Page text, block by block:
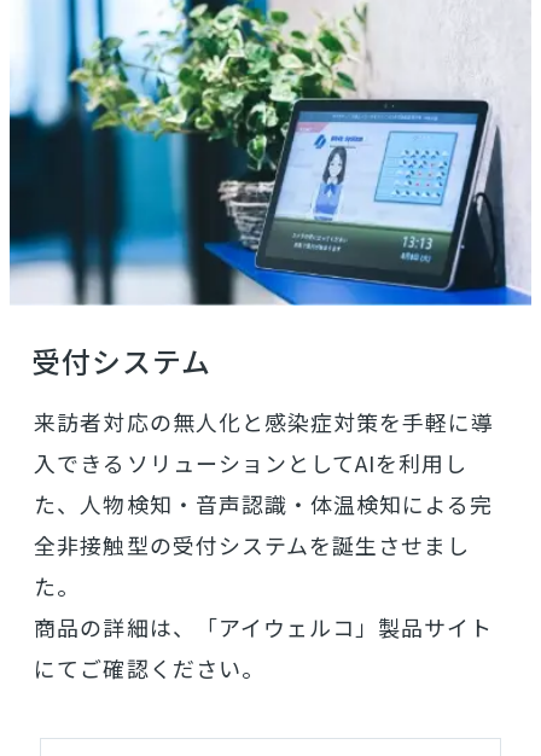
受付システム
来訪者対応の無人化と感染症対策を手軽に導
入できるソリューションとしてAIを利用し
た、人物検知・音声認識・体温検知による完
全非接触型の受付システムを誕生させまし
た。
商品の詳細は、「アイウェルコ」製品サイト
にてご確認ください。